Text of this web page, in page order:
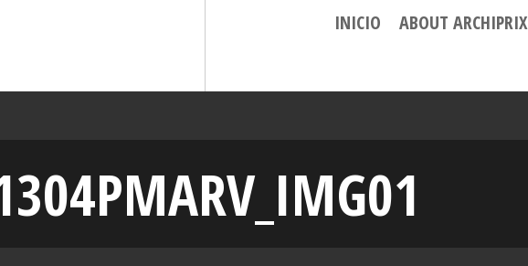
INICIO ABOUT ARCHIPRIX